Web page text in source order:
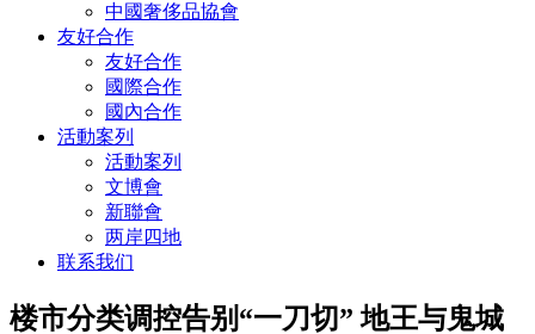
中國奢侈品協會
友好合作
友好合作
國際合作
國內合作
活動案列
活動案列
文博會
新聯會
两岸四地
联系我们
楼市分类调控告别“一刀切” 地王与鬼城